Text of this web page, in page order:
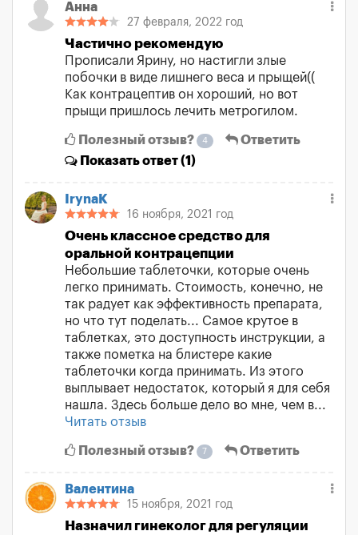
Анна
27 февраля, 2022 год
Частично рекомендую
Прописали Ярину, но настигли злые
побочки в виде лишнего веса и прыщей((
Как контрацептив он хороший, но вот
прыщи пришлось лечить метрогилом.
Полезный отзыв? 4
Ответить
Показатьответ (1)
IrynaK
16 ноября, 2021 год
Очень классное средство для
оральной контрацепции
Небольшие таблеточки, которые очень
легко принимать. Стоимость, конечно, не
так радует как эффективность препарата,
но что тут поделать... Самое крутое в
таблетках, это доступность инструкции, а
также пометка на блистере какие
таблеточки когда принимать. Из этого
выплывает недостаток, который я для себя
нашла. Здесь больше дело во мне, чем в...
Читать отзыв
Полезный отзыв? 7 Ответить
Валентина
15 ноября, 2021 год
Назначил гинеколог для регуляции